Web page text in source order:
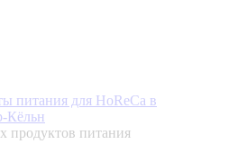
продуктов питания